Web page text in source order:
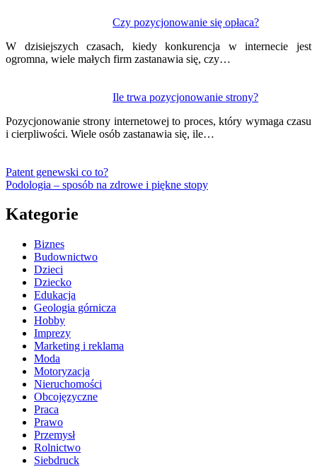
Czy pozycjonowanie się opłaca?
W dzisiejszych czasach, kiedy konkurencja w internecie jest
ogromna, wiele małych firm zastanawia się, czy…
Ile trwa pozycjonowanie strony?
Pozycjonowanie strony internetowej to proces, który wymaga czasu
i cierpliwości. Wiele osób zastanawia się, ile…
Patent genewski co to?
Podologia – sposób na zdrowe i piękne stopy
Kategorie
Biznes
Budownictwo
Dzieci
Dziecko
Edukacja
Geologia górnicza
Hobby
Imprezy
Marketing i reklama
Moda
Motoryzacja
Nieruchomości
Obcojęzyczne
Praca
Prawo
Przemysł
Rolnictwo
Siebdruck